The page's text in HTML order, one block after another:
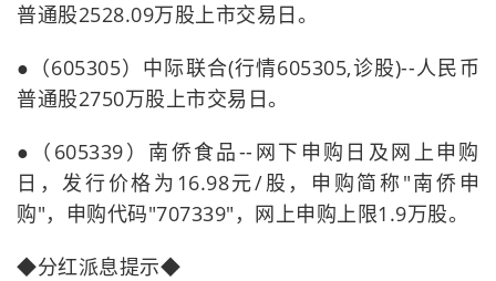
普通股2528.09万股上市交易日。
●（605305）中际联合(行情605305,诊股)--人民币
普通股2750万股上市交易日。
●（605339）南侨食品--网下申购日及网上申购
日，发行价格为16.98元/股，申购简称"南侨申
购"，申购代码"707339"，网上申购上限1.9万股。
◆分红派息提示◆